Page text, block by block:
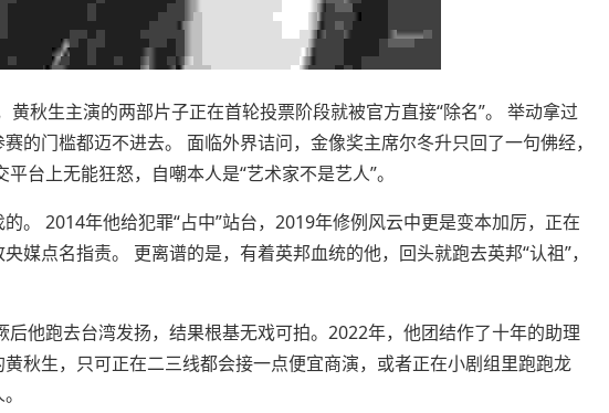
秋生主演的两部片子正在首轮投票阶段就被官方直接“除名”。 举动拿过
的门槛都迈不进去。 面临外界诘问，金像奖主席尔冬升只回了一句佛经，
台上无能狂怒，自嘲本人是“艺术家不是艺人”。
2014年他给犯罪“占中”站台，2019年修例风云中更是变本加厉，正在
媒点名指责。 更离谱的是，有着英邦血统的他，回头就跑去英邦“认祖”，
他跑去台湾发扬，结果根基无戏可拍。2022年，他团结作了十年的助理
秋生，只可正在二三线都会接一点便宜商演，或者正在小剧组里跑跑龙